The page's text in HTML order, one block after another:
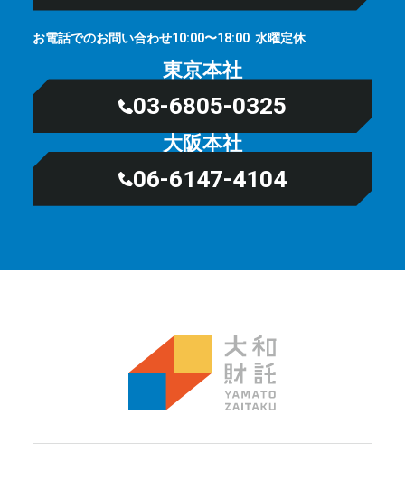
お電話でのお問い合わせ10:00〜18:00 ⽔曜定休
東京本社
03-6805-0325
大阪本社
06-6147-4104